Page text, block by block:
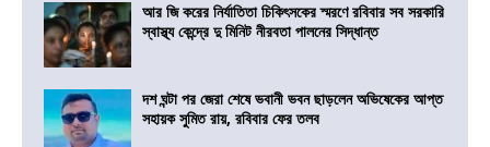
আর জি করের নির্যাতিতা চিকিৎসকের স্মরণে রবিবার সব সরকারি
স্বাস্থ্য কেন্দ্রে দু মিনিট নীরবতা পালনের সিদ্ধান্ত
দশ ঘন্টা পর জেরা শেষে ভবানী ভবন ছাড়লেন অভিষেকের আপ্ত
সহায়ক সুমিত রায়, রবিবার ফের তলব